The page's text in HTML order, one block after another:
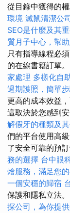
從目錄中獲得的權
環境 滅鼠清潔公
SEO是什麼及其
質月子中心，幫
只有指導線程必
的在線書籍訂單。
家處理 多樣化自
過期護照，簡單
更高的成本效益
這取決於您感到
解假牙的種類及
們的平台使用高
了安全可靠的預訂
務的選擇 台中眼
燴服務，滿足您
一個安穩的歸宿
保護和隱私立法。
探公司，為你提